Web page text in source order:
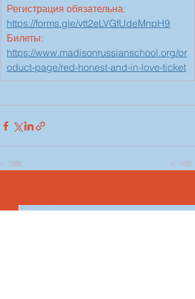
Регистрация обязательна:
https://forms.gle/vtt2eLVGfUdeMnpH9
Билеты:
https://www.madisonrussianschool.org/pr
oduct-page/red-honest-and-in-love-ticket